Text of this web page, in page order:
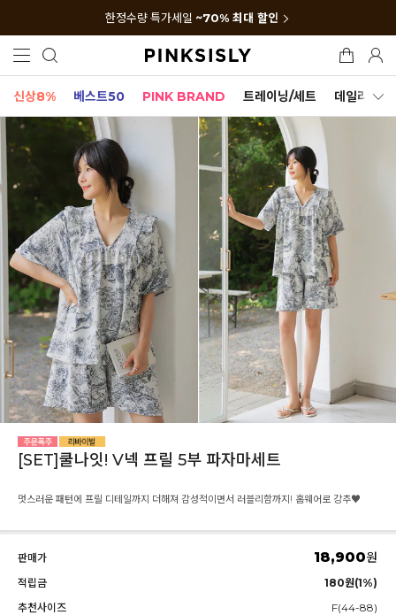
한정수량 특가세일 ~70% 최대 할인
신상8% 베스트50 PINK BRAND 트레이닝/세트 데일리세트
[SET]쿨나잇! V넥 프릴 5부 파자마세트
멋스러운 패턴에 프릴 디테일까지 더해져 감성적이면서 러블리함까지! 홈웨어로 강추♥
판매가 18,900원
적립금
180원(1%)
추천사이즈
F(44-88)